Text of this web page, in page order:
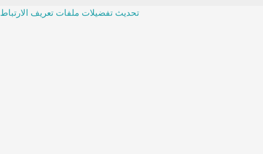
تحديث تفضيلات ملفات تعريف الارتباط